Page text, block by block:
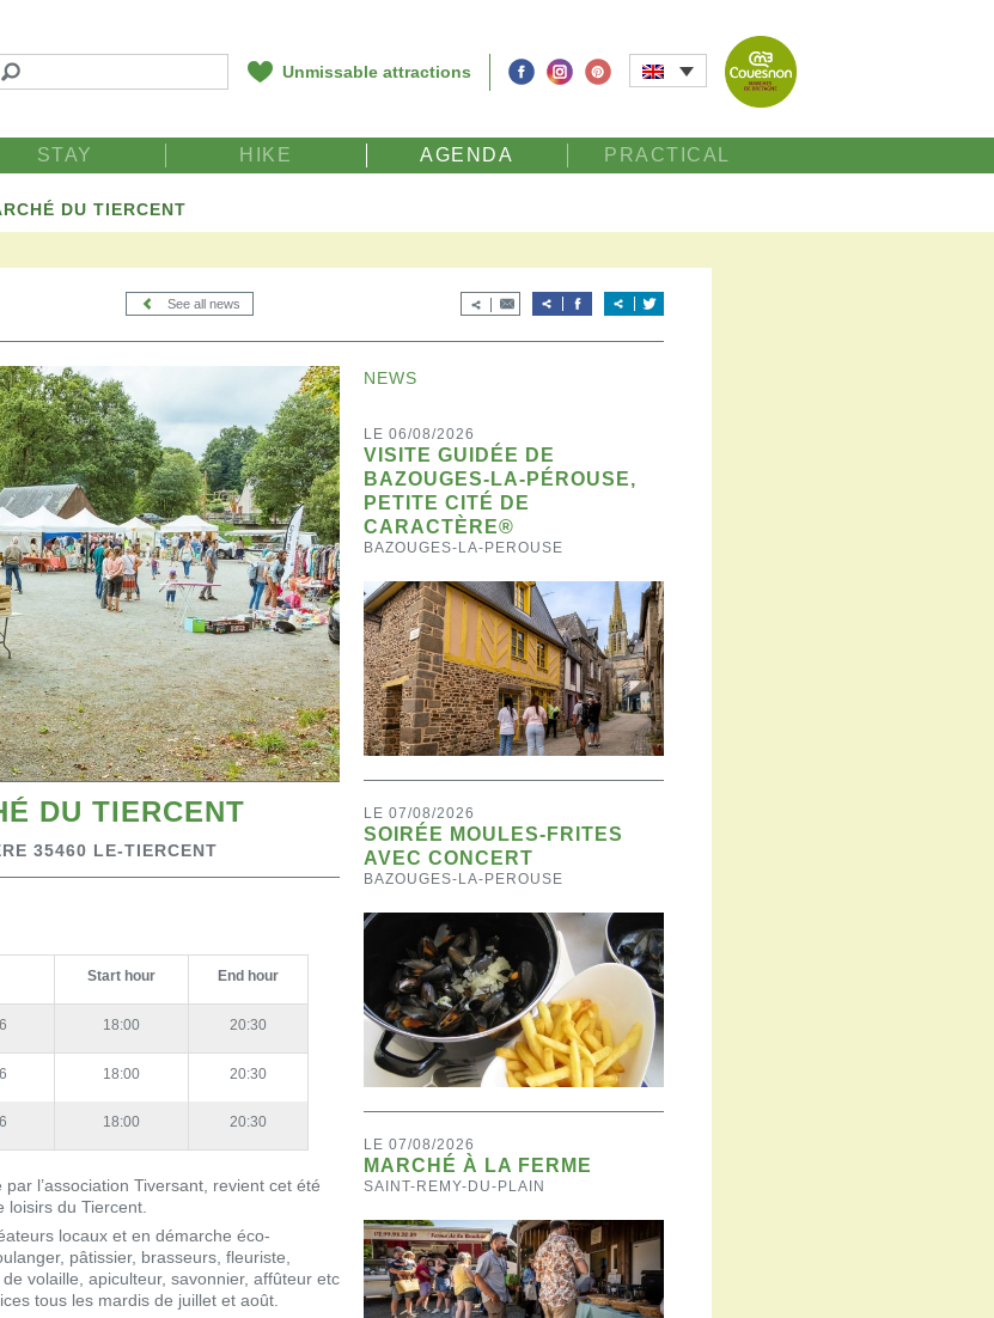
Unmissable attractions
STAY HIKE AGENDA PRACTICAL
DU TIERCENT
See all news
DU TIERCENT
35460 LE-TIERCENT
Start hour End hour
18:00 20:30
18:00 20:30
18:00 20:30
l’association Tiversant, revient cet été
du Tiercent.
locaux et en démarche éco-
pâtissier, brasseurs, fleuriste,
volaille, apiculteur, savonnier, affûteur etc
tous les mardis de juillet et août.
NEWS
LE 06/08/2026
VISITE GUIDÉE DE
BAZOUGES-LA-PÉROUSE,
PETITE CITÉ DE
CARACTÈRE®
BAZOUGES-LA-PEROUSE
LE 07/08/2026
SOIRÉE MOULES-FRITES
AVEC CONCERT
BAZOUGES-LA-PEROUSE
LE 07/08/2026
MARCHÉ À LA FERME
SAINT-REMY-DU-PLAIN